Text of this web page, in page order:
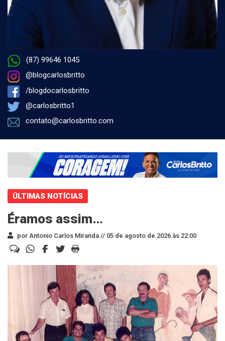
(87) 99646 1045
@blogcarlosbritto
/blogdocarlosbritto
@carlosbritto1
contato@carlosbritto.com
ÚLTIMAS NOTÍCIAS
Éramos assim…
por Antonio Carlos Miranda // 05 de agosto de 2026 às 22:00